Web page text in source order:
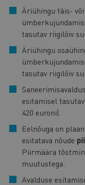
Äriühingu täis-
tasutav riigilõiv
Äriühingu
tasutav riigilõiv
esitamisel
420 euroni).
Eelnõuga on
esitatava nõude
Piirmäära
muutustega.
Avalduse